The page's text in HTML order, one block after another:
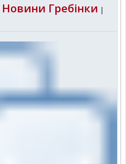
Новини Гребінки |